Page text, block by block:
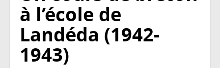
à l’école de
Landéda (1942-
1943)